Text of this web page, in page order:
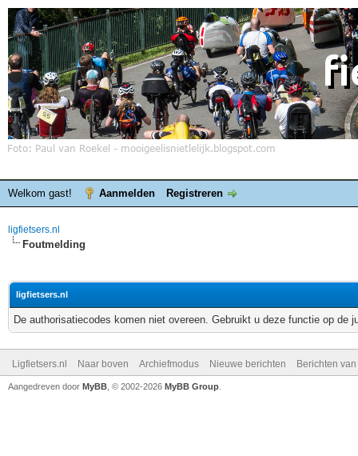
Welkom gast! Aanmelden Registreren
ligfietsers.nl
Foutmelding
ligfietsers.nl
De authorisatiecodes komen niet overeen. Gebruikt u deze functie op de
Ligfietsers.nl Naar boven Archiefmodus Nieuwe berichten Berichten
Aangedreven door MyBB , © 2002-2026 MyBB Group